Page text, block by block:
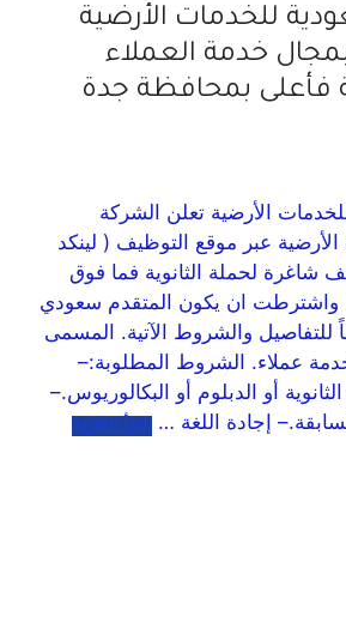
للخدمات الأرضية
خدمة العملاء
فأعلى بمحافظة جدة
الأرضية تعلن الشركة
عبر موقع التوظيف ( لينكد
شاغرة لحملة الثانوية فما فوق
واشترطت ان يكون المتقدم سعودي
للتفاصيل والشروط الآتية. المسمى
عملاء. الشروط المطلوبة:–
أو الدبلوم أو البكالوريوس.–
إجادة اللغة … اقرأ المزيد